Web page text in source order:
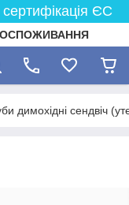
ЄС
димохідні сендвіч